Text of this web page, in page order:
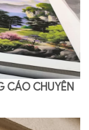
CÁO CHUYÊN